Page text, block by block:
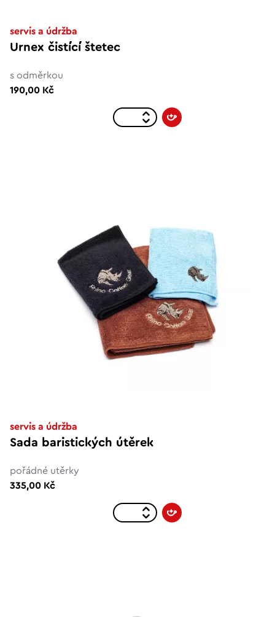
servis a údržba
Urnex čistící štetec
s odměrkou
190,00 Kč
servis a údržba
Sada baristických útěrek
pořádné utěrky
335,00 Kč